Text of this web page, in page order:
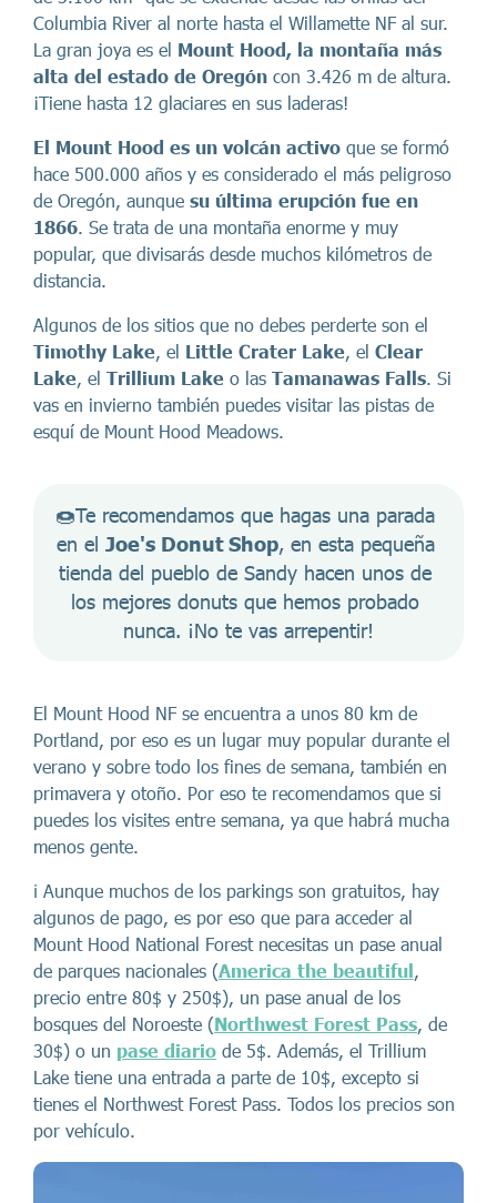
Columbia River al norte hasta el Willamette NF al sur.
La gran joya es el Mount Hood, la montaña más
alta del estado de Oregón con 3.426 m de altura.
¡Tiene hasta 12 glaciares en sus laderas!
El Mount Hood es un volcán activo que se formó
hace 500.000 años y es considerado el más peligroso
de Oregón, aunque su última erupción fue en
1866. Se trata de una montaña enorme y muy
popular, que divisarás desde muchos kilómetros de
distancia.
Algunos de los sitios que no debes perderte son el
Timothy Lake, el Little Crater Lake, el Clear
Lake, el Trillium Lake o las Tamanawas Falls. Si
vas en invierno también puedes visitar las pistas de
esquí de Mount Hood Meadows.
🍩Te recomendamos que hagas una parada
en el Joe's Donut Shop, en esta pequeña
tienda del pueblo de Sandy hacen unos de
los mejores donuts que hemos probado
nunca. ¡No te vas arrepentir!
El Mount Hood NF se encuentra a unos 80 km de
Portland, por eso es un lugar muy popular durante el
verano y sobre todo los fines de semana, también en
primavera y otoño. Por eso te recomendamos que si
puedes los visites entre semana, ya que habrá mucha
menos gente.
ℹ️ Aunque muchos de los parkings son gratuitos, hay
algunos de pago, es por eso que para acceder al
Mount Hood National Forest necesitas un pase anual
de parques nacionales (America the beautiful ,
precio entre 80$ y 250$), un pase anual de los
bosques del Noroeste (Northwest Forest Pass, de
30$) o un pase diario de 5$. Además, el Trillium
Lake tiene una entrada a parte de 10$, excepto si
tienes el Northwest Forest Pass. Todos los precios son
por vehículo.